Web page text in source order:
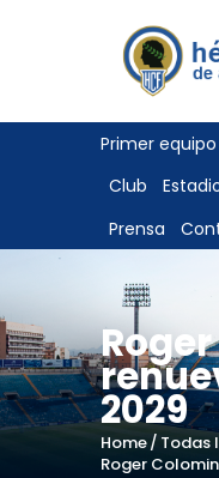
Primer equipo
Club
Prensa
2029
Home Todas
Roger
ENTRADAS
TIENDA